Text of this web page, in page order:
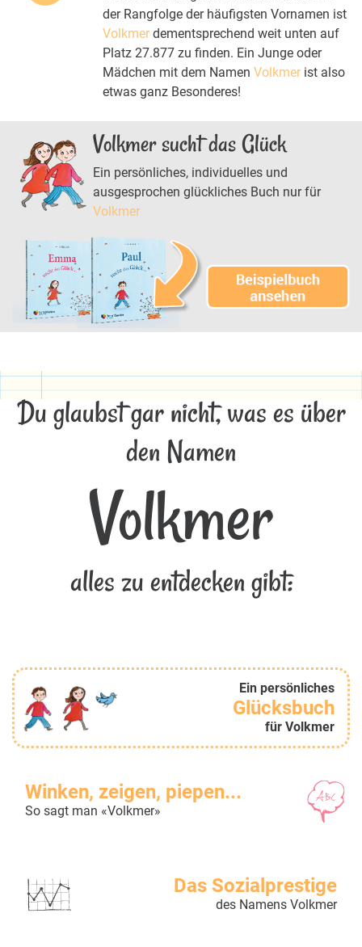
der Rangfolge der häufigsten Vornamen ist
Volkmerdementsprechend weit unten auf
Platz 27.877 zu finden. Ein Junge oder
Mädchen mit dem Namen Volkmerist also
etwas ganz Besonderes!
Volkmer sucht das Glück
Ein persönliches, individuelles und
ausgesprochen glückliches Buch nur für
Volkmer
Du glaubst gar nicht, was es über
den Namen
Volkmer
alles zu entdecken gibt:
Ein persönliches
Glücksbuch
für Volkmer
Winken, zeigen, piepen...
So sagt man «Volkmer»
Das Sozialprestige
des Namens Volkmer